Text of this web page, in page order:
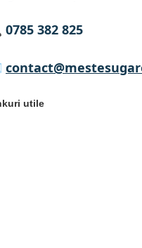
0785 382 825
utile